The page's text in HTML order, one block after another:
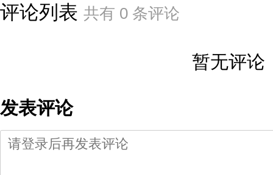
评论列表 共有 0 条评论
暂无评论
发表评论